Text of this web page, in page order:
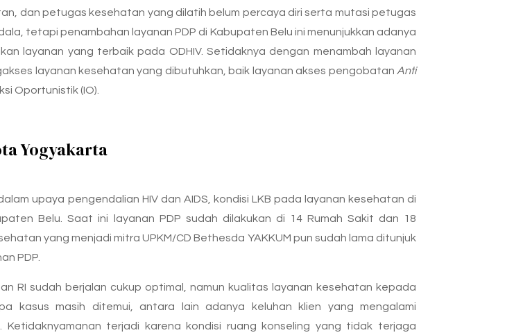
dan petugas kesehatan yang dilatih belum percaya diri serta mutasi petugas
tetapi penambahan layanan PDP di Kabupaten Belu ini menunjukkan adanya
layanan yang terbaik pada ODHIV. Setidaknya dengan menambah layanan
layanan kesehatan yang dibutuhkan, baik layanan akses pengobatan Anti
Oportunistik (IO).
Yogyakarta
upaya pengendalian HIV dan AIDS, kondisi LKB pada layanan kesehatan di
Belu. Saat ini layanan PDP sudah dilakukan di 14 Rumah Sakit dan 18
yang menjadi mitra UPKM/CD Bethesda YAKKUM pun sudah lama ditunjuk
PDP.
RI sudah berjalan cukup optimal, namun kualitas layanan kesehatan kepada
kasus masih ditemui, antara lain adanya keluhan klien yang mengalami
Ketidaknyamanan terjadi karena kondisi ruang konseling yang tidak terjaga